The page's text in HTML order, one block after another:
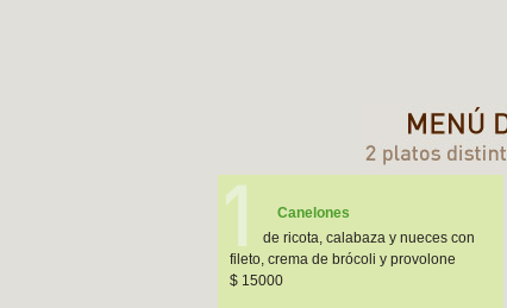
Canelones
de ricota, calabaza y nueces con
fileto, crema de brócoli y provolone
$ 15000